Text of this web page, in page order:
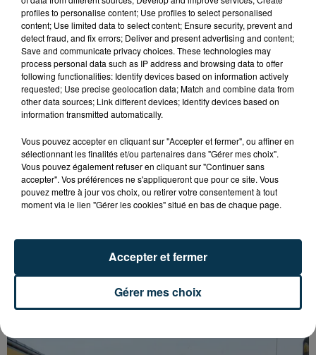
CYANOBACTÉRIES : LE PRÉFÊT PREND UN
ARRÊTÉ POUR LES ACTIVITÉS DE...
L’ASSE RÉDUIT FACE À SOCHAUX, UNE
profiles to personalise content; Use profiles to select personalised
content; Use limited data to select content; Ensure security, prevent and
detect fraud, and fix errors; Deliver and present advertising and content;
Save and communicate privacy choices. These technologies may
process personal data such as IP address and browsing data to offer
following functionalities: Identify devices based on information actively
requested; Use precise geolocation data; Match and combine data from
other data sources; Link different devices; Identify devices based on
information transmitted automatically.
Vous pouvez accepter en cliquant sur "Accepter et fermer", ou affiner en
sélectionnant les finalités et/ou partenaires dans "Gérer mes choix".
Vous pouvez également refuser en cliquant sur "Continuer sans
accepter". Vos préférences ne s'appliqueront que pour ce site. Vous
pouvez mettre à jour vos choix, ou retirer votre consentement à tout
moment via le lien "Gérer les cookies" situé en bas de chaque page.
Gérer mes choix
Accepter et fermer